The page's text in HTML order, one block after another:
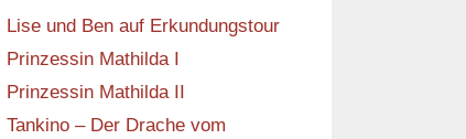
Lise und Ben auf Erkundungstour
Prinzessin Mathilda I
Prinzessin Mathilda II
Tankino – Der Drache vom